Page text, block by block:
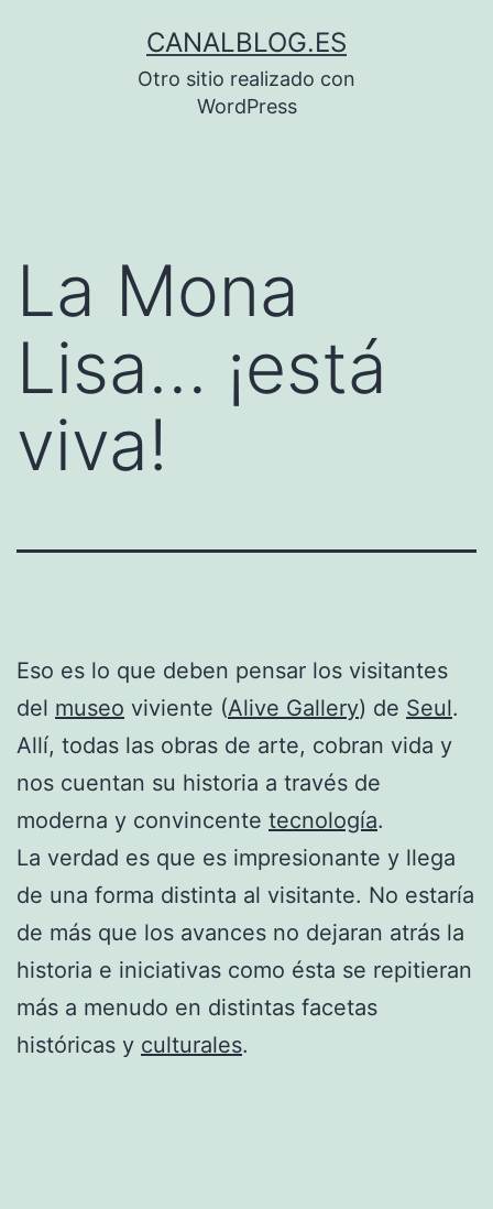
CANALBLOG.ES
Otro sitio realizado con
WordPress
La Mona
Lisa… ¡está
viva!
Eso es lo que deben pensar los visitantes
del museo viviente (Alive Gallery) de Seul.
Allí, todas las obras de arte, cobran vida y
nos cuentan su historia a través de
moderna y convincente tecnología.
La verdad es que es impresionante y llega
de una forma distinta al visitante. No estaría
de más que los avances no dejaran atrás la
historia e iniciativas como ésta se repitieran
más a menudo en distintas facetas
históricas y culturales.